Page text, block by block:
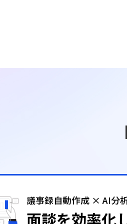
議事録自動作成 × AI分
面談を効率化